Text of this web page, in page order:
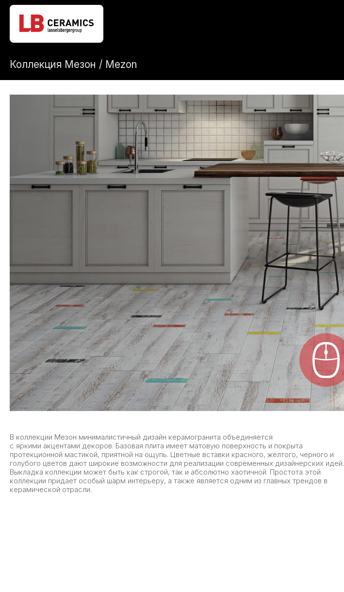
Коллекция Мезон / Mezon
В коллекции Мезон минималистичный дизайн керамогранита объединяется
с яркими акцентами декоров. Базовая плита имеет матовую поверхность и покрыта
протекционной мастикой, приятной на ощупь. Цветные вставки красного, желтого, черного и
голубого цветов дают широкие возможности для реализации современных дизайнерских идей.
Выкладка коллекции может быть как строгой, так и абсолютно хаотичной. Простота этой
коллекции придает особый шарм интерьеру, а также является одним из главных трендов в
керамической отрасли.